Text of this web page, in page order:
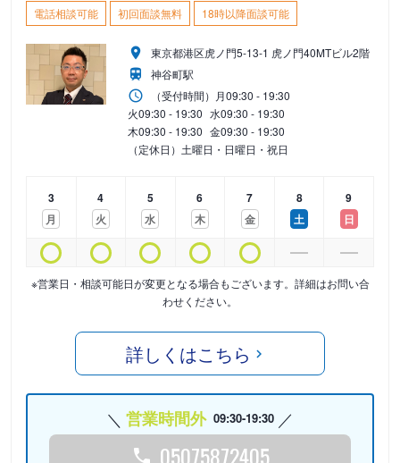
電話相談可能 初回面談無料 18時以降面談可能
東京都港区虎ノ門5-13-1 虎ノ門40MTビル2階
神谷町駅
（受付時間） 月09:30 - 19:30
火09:30 - 19:30 水09:30 - 19:30
木09:30 - 19:30 金09:30 - 19:30
（定休日）土曜日・日曜日・祝日
3
月
4
火
5
水
6
木
7
金
8
土
9
日
※営業日・相談可能日が変更となる場合もございます。詳細はお問い合
わせください。
詳しくはこちら
営業時間外 09:30-19:30
05075872405